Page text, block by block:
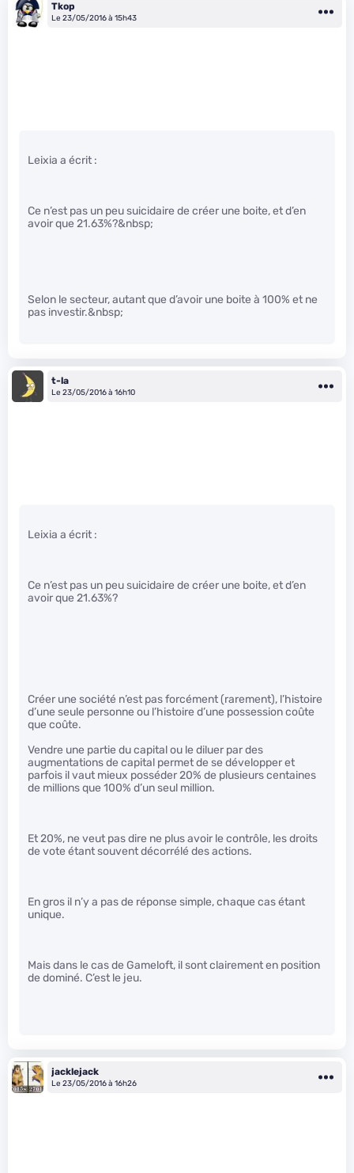
Tkop
Le 23/05/2016 à 15h43
Leixia a écrit :
Ce n’est pas un peu suicidaire de créer une boite, et d’en
avoir que 21.63%?&nbsp;
Selon le secteur, autant que d’avoir une boite à 100% et ne
pas investir.&nbsp;
t-la
Le 23/05/2016 à 16h10
Leixia a écrit :
Ce n’est pas un peu suicidaire de créer une boite, et d’en
avoir que 21.63%?
Créer une société n’est pas forcément (rarement), l’histoire
d’une seule personne ou l’histoire d’une possession coûte
que coûte.
Vendre une partie du capital ou le diluer par des
augmentations de capital permet de se développer et
parfois il vaut mieux posséder 20% de plusieurs centaines
de millions que 100% d’un seul million.
Et 20%, ne veut pas dire ne plus avoir le contrôle, les droits
de vote étant souvent décorrélé des actions.
En gros il n’y a pas de réponse simple, chaque cas étant
unique.
Mais dans le cas de Gameloft, il sont clairement en position
de dominé. C’est le jeu.
jacklejack
Le 23/05/2016 à 16h26